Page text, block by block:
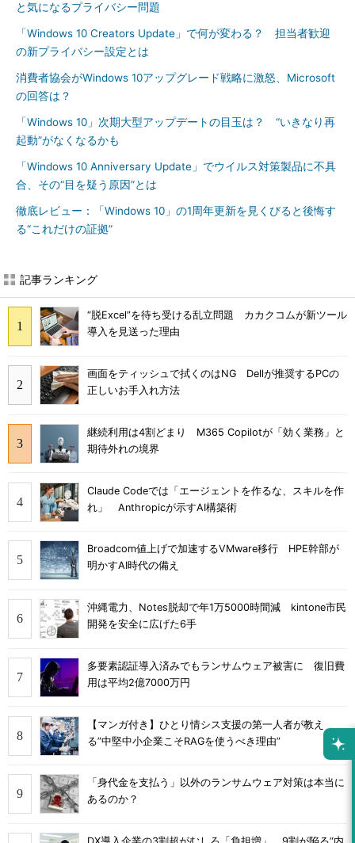
と気になるプライバシー問題
「Windows 10 Creators Update」で何が変わる？ 担当者歓迎
の新プライバシー設定とは
消費者協会がWindows 10アップグレード戦略に激怒、Microsoft
の回答は？
「Windows 10」次期大型アップデートの目玉は？ “いきなり再
起動”がなくなるかも
「Windows 10 Anniversary Update」でウイルス対策製品に不具
合、その“目を疑う原因”とは
徹底レビュー：「Windows 10」の1周年更新を見くびると後悔す
る“これだけの証拠”
記事ランキング
“脱Excel”を待ち受ける乱立問題 カカクコムが新ツール
導入を見送った理由
画面をティッシュで拭くのはNG Dellが推奨するPCの
正しいお手入れ方法
継続利用は4割どまり M365 Copilotが「効く業務」と
期待外れの境界
Claude Codeでは「エージェントを作るな、スキルを作
れ」 Anthropicが示すAI構築術
Broadcom値上げで加速するVMware移行 HPE幹部が
明かすAI時代の備え
沖縄電力、Notes脱却で年1万5000時間減 kintone市民
開発を安全に広げた6手
多要素認証導入済みでもランサムウェア被害に 復旧費
用は平均2億7000万円
【マンガ付き】ひとり情シス支援の第一人者が教え
る”中堅中小企業こそRAGを使うべき理由”
「身代金を支払う」以外のランサムウェア対策は本当に
あるのか？